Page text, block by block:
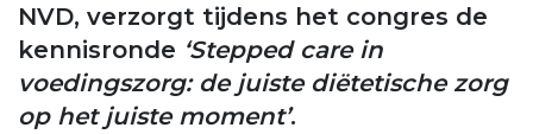
NVD, verzorgt tijdens het congres de
kennisronde ‘Stepped care in
voedingszorg: de juiste diëtetische zorg
op het juiste moment’.